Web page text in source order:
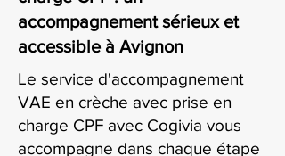
accompagnement sérieux et
accessible à Avignon
Le service d'accompagnement
VAE en crèche avec prise en
charge CPF avec Cogivia vous
accompagne dans chaque étape